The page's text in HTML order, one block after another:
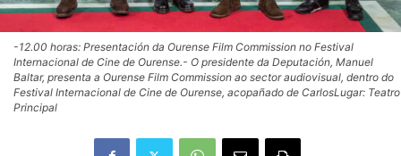
-12.00 horas: Presentación da Ourense Film Commission no Festival
Internacional de Cine de Ourense.- O presidente da Deputación, Manuel
Baltar, presenta a Ourense Film Commission ao sector audiovisual, dentro do
Festival Internacional de Cine de Ourense, acopañado de CarlosLugar: Teatro
Principal